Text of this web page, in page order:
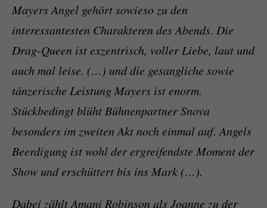
Mayers Angel gehört sowieso zu den
interessantesten Charakteren des Abends. Die
Drag-Queen ist exzentrisch, voller Liebe, laut und
auch mal leise. (…) und die gesangliche sowie
tänzerische Leistung Mayers ist enorm.
Stückbedingt blüht Bühnenpartner Snova
besonders im zweiten Akt noch einmal auf. Angels
Beerdigung ist wohl der ergreifendste Moment der
Show und erschüttert bis ins Mark (…).
Dabei zählt Amani Robinson als Joanne zu der